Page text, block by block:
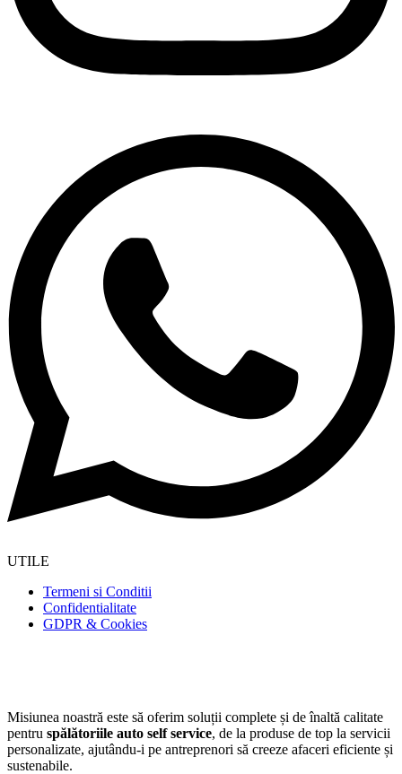
UTILE
Termeni si Conditii
Confidentialitate
GDPR & Cookies
Misiunea noastră este să oferim soluții complete și de înaltă calitate
pentru spălătoriile auto self service, de la produse de top la servicii
personalizate, ajutându-i pe antreprenori să creeze afaceri eficiente și
sustenabile.